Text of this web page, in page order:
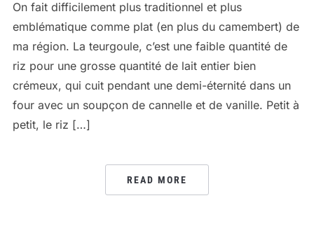
On fait difficilement plus traditionnel et plus
emblématique comme plat (en plus du camembert) de
ma région. La teurgoule, c’est une faible quantité de
riz pour une grosse quantité de lait entier bien
crémeux, qui cuit pendant une demi-éternité dans un
four avec un soupçon de cannelle et de vanille. Petit à
petit, le riz […]
READ MORE